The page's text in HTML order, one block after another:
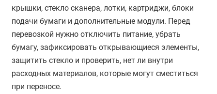
крышки, стекло сканера, лотки, картриджи, блоки
подачи бумаги и дополнительные модули. Перед
перевозкой нужно отключить питание, убрать
бумагу, зафиксировать открывающиеся элементы,
защитить стекло и проверить, нет ли внутри
расходных материалов, которые могут сместиться
при переносе.